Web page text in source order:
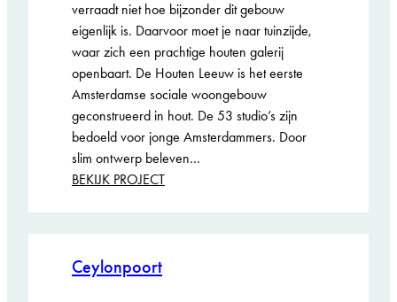
verraadt niet hoe bijzonder dit gebouw
eigenlijk is. Daarvoor moet je naar tuinzijde,
waar zich een prachtige houten galerij
openbaart. De Houten Leeuw is het eerste
Amsterdamse sociale woongebouw
geconstrueerd in hout. De 53 studio’s zijn
bedoeld voor jonge Amsterdammers. Door
slim ontwerp beleven…
BEKIJK PROJECT:
Ceylonpoort